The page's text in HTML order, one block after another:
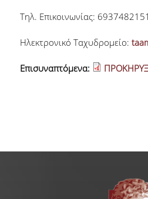
Φοιτητική Εστία
Φοιτητικό
Τηλ. Επικοινωνίας: 6937482151
Ηλεκτρονικό Ταχυδρομείο:
Επισυναπτόμενα: